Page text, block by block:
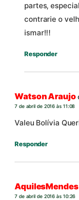
partes,
contrarie o
ismar!!!
Responder
Watson Araujo
7 de abril de 2016 às 11:08
Valeu Bolívia
Responder
AquilesMendes
7 de abril de 2016 às 10:26